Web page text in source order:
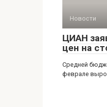
Новости
ЦИАН
цен на
Средней
феврале